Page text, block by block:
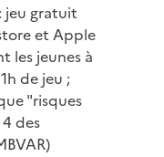
: jeu gratuit
et Apple
les jeunes à
de jeu ;
"risques
des